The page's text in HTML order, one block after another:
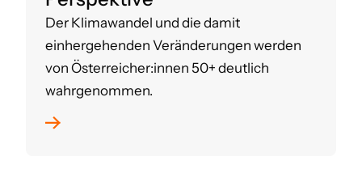
Der Klimawandel und die damit
einhergehenden Veränderungen werden
von Österreicher:innen 50+ deutlich
wahrgenommen.